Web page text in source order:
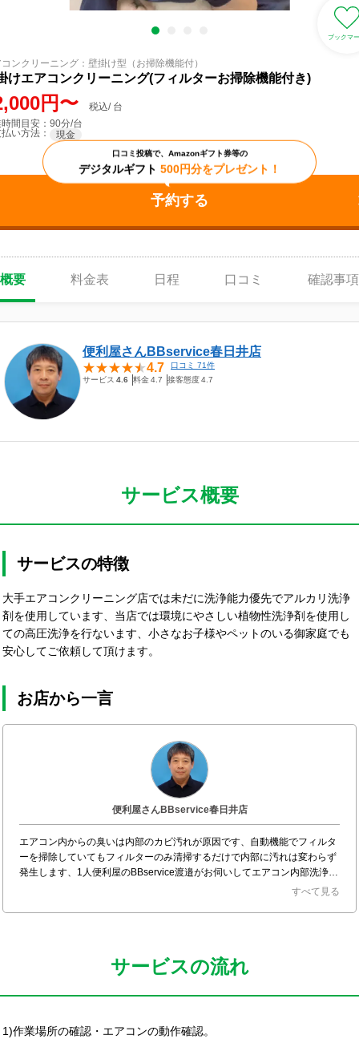
ブックマ
ンクリーニング：壁掛け型（お掃除機能付）
けエアコンクリーニング(フィルターお掃除機能付き)
円〜
税込/ 台
間目安：90分/台
い方法：
現金
口コミ投稿で、Amazonギフト券等の
デジタルギフト 500円分をプレゼント！
予約する
概要 料金表 日程 口コミ 確認事項
便利屋さんBBservice春日井店
4.7
口コミ 71件
サービス 4.6 料金4.7 接客態度4.7
サービス概要
サービスの特徴
大手エアコンクリーニング店では未だに洗浄能力優先でアルカリ洗浄
剤を使用しています、当店では環境にやさしい植物性洗浄剤を使用し
ての高圧洗浄を行ないます、小さなお子様やペットのいる御家庭でも
安心してご依頼して頂けます。
お店から一言
便利屋さんBBservice春日井店
エアコン内からの臭いは内部のカビ汚れが原因です、自動機能でフィルタ
ーを掃除していてもフィルターのみ清掃するだけで内部に汚れは変わらず
発生します、1人便利屋のBBservice渡邉がお伺いしてエアコン内部洗浄で
すべて見る
サービスの流れ
1)作業場所の確認・エアコンの動作確認。